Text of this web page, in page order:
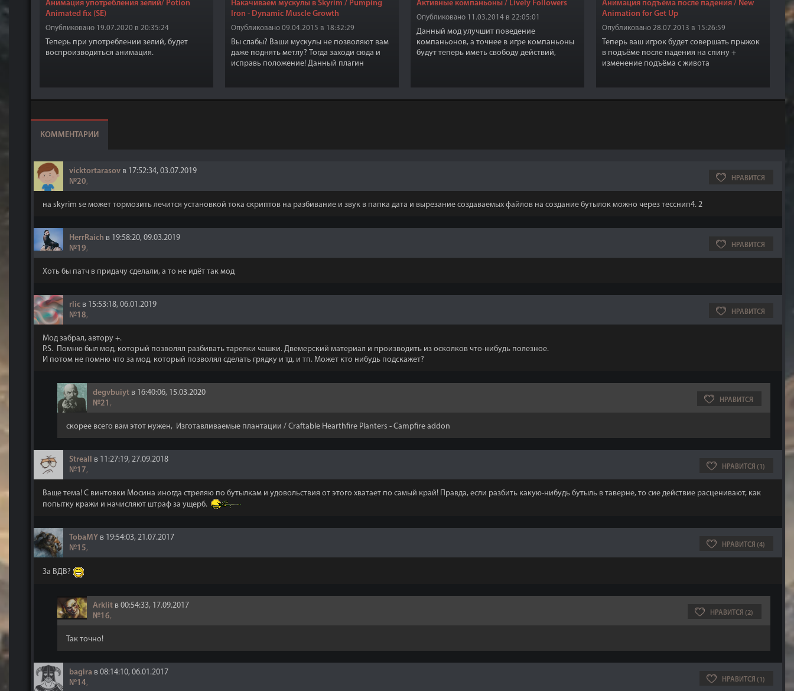
Анимация употребления зелий/ Potion
Animated fix (SE)
Опубликовано 19.07.2020 в 20:35:24
Теперь при употреблении зелий, будет
воспроизводиться анимация.
Накачиваем мускулы в Skyrim / Pumping
Iron - Dynamic Muscle Growth
Опубликовано 09.04.2015 в 18:32:29
Вы слабы? Ваши мускулы не позволяют вам
даже поднять метлу? Тогда заходи сюда и
исправь положение! Данный плагин
Активные компаньоны / Lively Followers
Опубликовано 11.03.2014 в 22:05:01
Данный мод улучшит поведение
компаньонов, а точнее в игре компаньоны
будут теперь иметь свободу действий,
Анимация подъёма после падения / New
Animation for Get Up
Опубликовано 28.07.2013 в 15:26:59
Теперь ваш игрок будет совершать прыжок
в подъёме после падения на спину +
изменение подъёма с живота
КОММЕНТАРИИ
vicktortarasov в 17:52:34, 03.07.2019
№20, НРАВИТСЯ
на skyrim se может тормозить лечится установкой тока скриптов на разбивание и звук в папка дата и вырезание создаваемых файлов на создание бутылок можно через тесснип4. 2
HerrRaich в 19:58:20, 09.03.2019
№19, НРАВИТСЯ
Хоть бы патч в придачу сделали, а то не идёт так мод
rlic в 15:53:18, 06.01.2019
№18, НРАВИТСЯ
Мод забрал, автору +.
P.S. Помню был мод, который позволял разбивать тарелки чашки. Двемерский материал и производить из осколков что-нибудь полезное.
И потом не помню что за мод, который позволял сделать грядку и тд. и тп. Может кто нибудь подскажет?
degvbuiyt в 16:40:06, 15.03.2020
№21 , НРАВИТСЯ
скорее всего вам этот нужен, Изготавливаемые плантации / Craftable Hearthfire Planters - Campfire addon
Streall в 11:27:19, 27.09.2018
№17, НРАВИТСЯ (1)
Ваще тема! С винтовки Мосина иногда стреляю по бутылкам и удовольствия от этого хватает по самый край! Правда, если разбить какую-нибудь бутыль в таверне, то сие действие расценивают, как
попытку кражи и начисляют штраф за ущерб.
TobaMY в 19:54:03, 21.07.2017
№15, НРАВИТСЯ (4)
За ВДВ?
Arklit в 00:54:33, 17.09.2017
№16, НРАВИТСЯ (2)
Так точно!
bagira в 08:14:10, 06.01.2017
№14, НРАВИТСЯ (1)